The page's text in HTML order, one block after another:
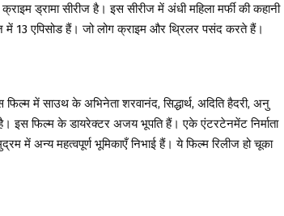
ड्रामा सीरीज है। इस सीरीज में अंधी महिला मर्फी की कहानी
में 13 एपिसोड हैं। जो लोग क्राइम और थ्रिलर पसंद करते हैं।
में साउथ के अभिनेता शरवानंद, सिद्धार्थ, अदिति हैदरी, अनु
फिल्म के डायरेक्टर अजय भूपति हैं। एके एंटरटेनमेंट निर्माता
में अन्य महत्वपूर्ण भूमिकाएँ निभाई हैं। ये फिल्म रिलीज हो चूका